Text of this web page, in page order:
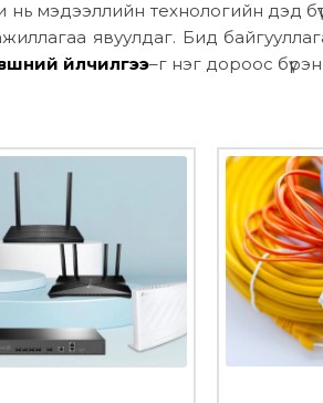
мэдээллийн технологийн дэд
явуулдаг. Бид
үйлчилгээ–г нэг дороос